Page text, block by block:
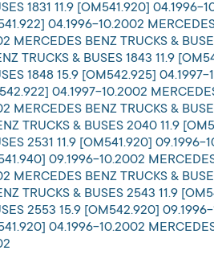
1831 11.9 [OM541.920]
04.1996-10.2002
MERCEDES BENZ TRUCKS &
TRUCKS & BUSES 1843 11.9
1848 15.9 [OM542.925]
04.1997-10.2002
MERCEDES BENZ TRUCKS &
TRUCKS & BUSES 2040 11.9
2531 11.9 [OM541.920]
09.1996-10.2002
MERCEDES BENZ TRUCKS &
TRUCKS & BUSES 2543 11.9
2553 15.9 [OM542.920]
04.1996-10.2002